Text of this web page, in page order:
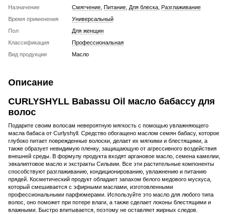
Назначение
Смягчение Питание Для блеска Разглаживание
Время применения
Универсальный
Пол
Для женщин
Классификация
Профессиональная
Вид продукции
Масло
Описание
CURLYSHYLL Babassu Oil масло бабассу для
волос
Подарите своим волосам невероятную мягкость с помощью увлажняющего
масла бабаса от Curlyshyll. Средство обогащено маслом семян бабасу, которое
глубоко питает поврежденные волоски, делает их мягкими и блестящими, а
также образует невидимую пленку, защищающую от агрессивного воздействия
внешней среды. В формулу продукта входят аргановое масло, семена камелии,
эвкалиптовое масло и экстракты Сильвии. Все эти растительные компоненты
способствуют разглаживанию, кондиционированию, увлажнению и питанию
прядей. Косметический продукт обладает запахом белого медового мускуса,
который смешивается с эфирными маслами, изготовленными
профессиональными парфюмерами. Используйте это масло для любого типа
волос, оно поможет при потере влаги, а также сделает локоны блестящими и
влажными. Быстро впитывается, поэтому не оставляет жирных следов.